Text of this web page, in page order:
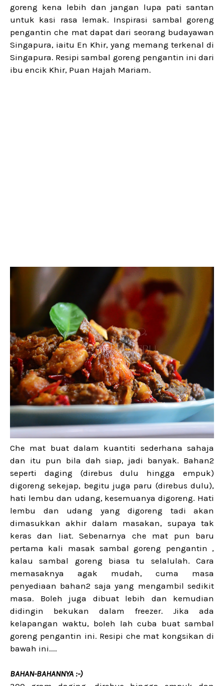
goreng kena lebih dan jangan lupa pati santan
untuk kasi rasa lemak. Inspirasi sambal goreng
pengantin che mat dapat dari seorang budayawan
Singapura, iaitu En Khir, yang memang terkenal di
Singapura. Resipi sambal goreng pengantin ini dari
ibu encik Khir, Puan Hajah Mariam.
Che mat buat dalam kuantiti sederhana sahaja
dan itu pun bila dah siap, jadi banyak. Bahan2
seperti daging (direbus dulu hingga empuk)
digoreng sekejap, begitu juga paru (direbus dulu),
hati lembu dan udang, kesemuanya digoreng. Hati
lembu dan udang yang digoreng tadi akan
dimasukkan akhir dalam masakan, supaya tak
keras dan liat. Sebenarnya che mat pun baru
pertama kali masak sambal goreng pengantin ,
kalau sambal goreng biasa tu selalulah. Cara
memasaknya agak mudah, cuma masa
penyediaan bahan2 saja yang mengambil sedikit
masa. Boleh juga dibuat lebih dan kemudian
didingin bekukan dalam freezer. Jika ada
kelapangan waktu, boleh lah cuba buat sambal
goreng pengantin ini. Resipi che mat kongsikan di
bawah ini....
BAHAN-BAHANNYA :-)